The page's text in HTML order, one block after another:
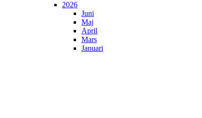
2026
Juni
Maj
April
Mars
Januari